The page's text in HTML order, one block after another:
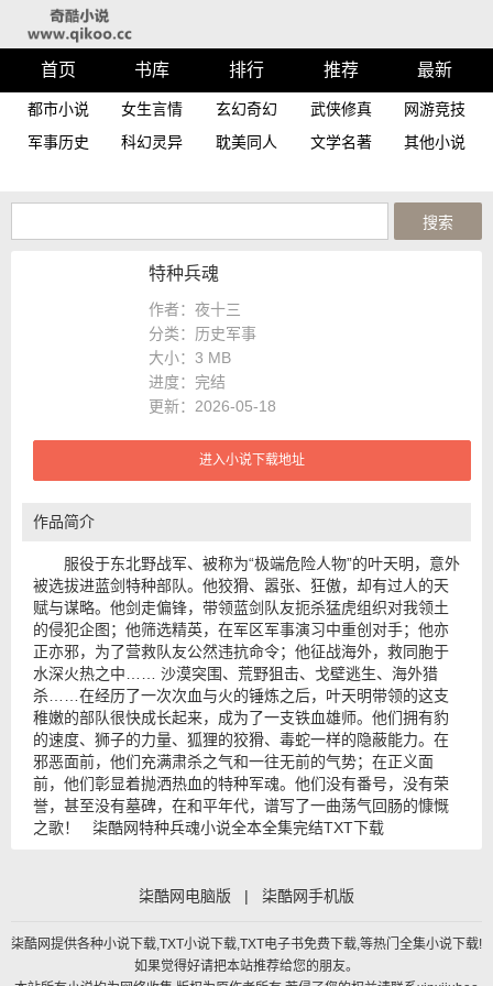
首页 书库 排行 推荐 最新
都市小说 女生言情 玄幻奇幻 武侠修真
网游竞技
军事历史
科幻灵异 耽美同人 文学名著 其他小说
特种兵魂
作者：夜十三
分类：历史军事
大小： 3 MB
进度： 完结
更新：2026-05-18
进入小说下载地址
作品简介
服役于东北野战军、被称为“极端危险人物”的叶天明，意外
被选拔进蓝剑特种部队。他狡猾、嚣张、狂傲，却有过人的天
赋与谋略。他剑走偏锋，带领蓝剑队友扼杀猛虎组织对我领土
的侵犯企图；他筛选精英，在军区军事演习中重创对手；他亦
正亦邪，为了营救队友公然违抗命令；他征战海外，救同胞于
水深火热之中…… 沙漠突围、荒野狙击、戈壁逃生、海外猎
杀……在经历了一次次血与火的锤炼之后，叶天明带领的这支
稚嫩的部队很快成长起来，成为了一支铁血雄师。他们拥有豹
的速度、狮子的力量、狐狸的狡猾、毒蛇一样的隐蔽能力。在
邪恶面前，他们充满肃杀之气和一往无前的气势；在正义面
前，他们彰显着抛洒热血的特种军魂。他们没有番号，没有荣
誉，甚至没有墓碑，在和平年代，谱写了一曲荡气回肠的慷慨
之歌！ 柒酷网特种兵魂小说全本全集完结TXT下载
柒酷网电脑版 | 柒酷网手机版
柒酷网提供各种小说下载,TXT小说下载,TXT电子书免费下载,等热门全集小说下载!
如果觉得好请把本站推荐给您的朋友。